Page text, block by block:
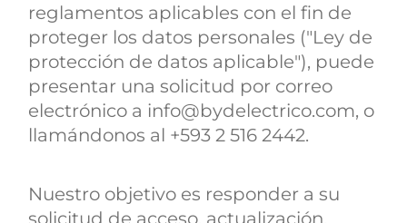
reglamentos aplicables con el fin de
proteger los datos personales ("Ley de
protección de datos aplicable"), puede
presentar una solicitud por correo
electrónico a info@bydelectrico.com, o
llamándonos al +593 2 516 2442.
Nuestro objetivo es responder a su